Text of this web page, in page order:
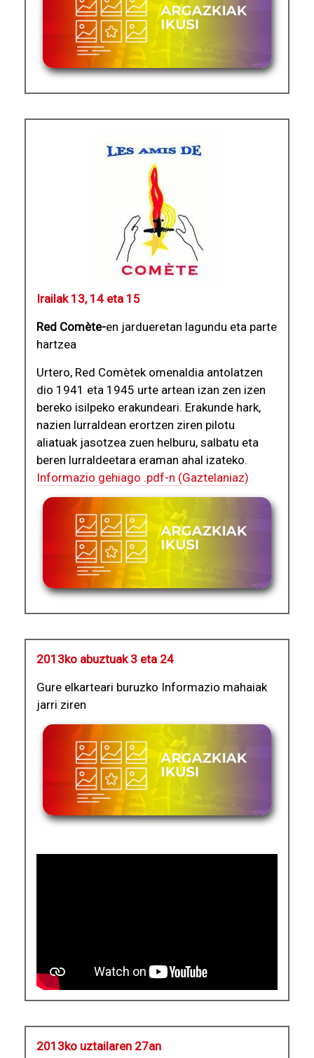
Irailak 13, 14 eta 15
Red Comète-en jardueretan lagundu eta parte
hartzea
Urtero, Red Comètek omenaldia antolatzen
dio 1941 eta 1945 urte artean izan zen izen
bereko isilpeko erakundeari. Erakunde hark,
nazien lurraldean erortzen ziren pilotu
aliatuak jasotzea zuen helburu, salbatu eta
beren lurraldeetara eraman ahal izateko.
Informazio gehiago .pdf-n (Gaztelaniaz)
2013ko abuztuak 3 eta 24
Gure elkarteari buruzko Informazio mahaiak
jarri ziren
2013ko uztailaren 27an